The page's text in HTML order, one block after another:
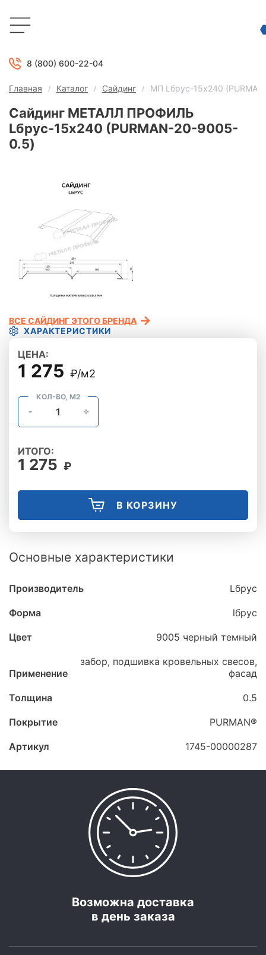
8 (800) 600-22-04
Главная Каталог Сайдинг МП Lбрус-15х240
Сайдинг МЕТАЛЛ ПРОФИЛЬ
Lбрус-15х240 (PURMAN-20-9005-
0.5)
ХАРАКТЕРИСТИКИ
ВСЕ САЙДИНГ ЭТОГО БРЕНДА
ЦЕНА:
1 275 ₽/м2
КОЛ-ВО, М2
ИТОГО:
1 275 ₽
В КОРЗИНУ
Основные характеристики
Производитель Lбрус
Форма lбрус
Цвет 9005 черный темный
Применение
забор, подшивка кровельных свесов,
фасад
Толщина 0.5
Покрытие PURMAN®
Артикул 1745-00000287
Возможна доставка
в день заказа